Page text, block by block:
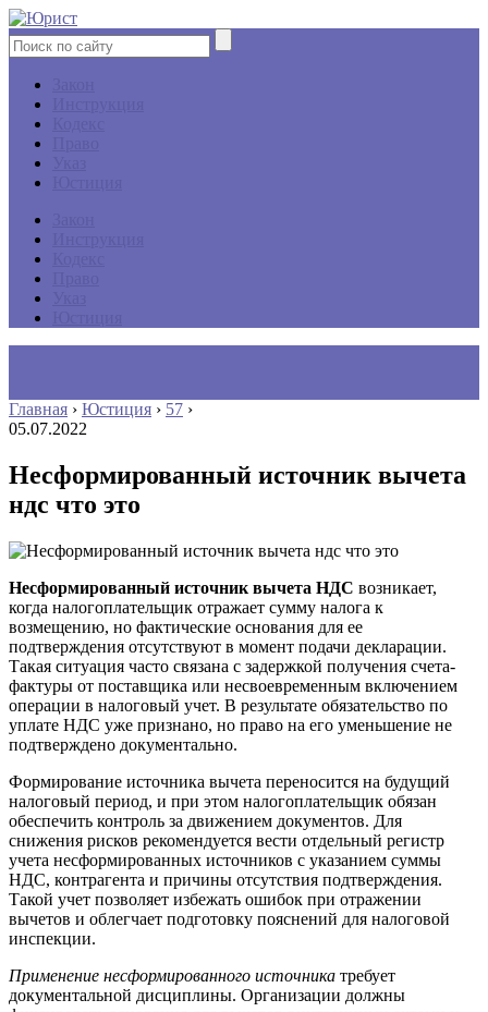
Главная › Юстиция › 57 ›
05.07.2022
Несформированный источник вычета
ндс что это
Несформированный источник вычета НДС возникает,
когда налогоплательщик отражает сумму налога к
возмещению, но фактические основания для ее
подтверждения отсутствуют в момент подачи декларации.
Такая ситуация часто связана с задержкой получения счета-
фактуры от поставщика или несвоевременным включением
операции в налоговый учет. В результате обязательство по
уплате НДС уже признано, но право на его уменьшение не
подтверждено документально.
Формирование источника вычета переносится на будущий
налоговый период, и при этом налогоплательщик обязан
обеспечить контроль за движением документов. Для
снижения рисков рекомендуется вести отдельный регистр
учета несформированных источников с указанием суммы
НДС, контрагента и причины отсутствия подтверждения.
Такой учет позволяет избежать ошибок при отражении
вычетов и облегчает подготовку пояснений для налоговой
инспекции.
Применение несформированного источника требует
документальной дисциплины. Организации должны